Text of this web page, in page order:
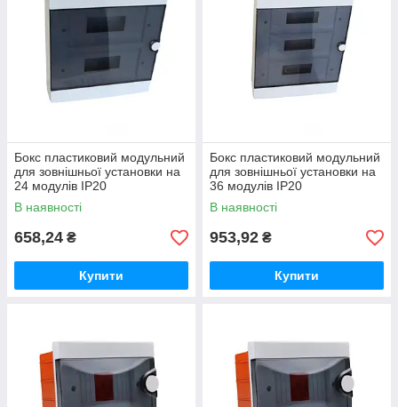
Бокс пластиковий модульний
для зовнішньої установки на
24 модулів IP20
В наявності
658,24 ₴
Купити
Бокс пластиковий модульний
для зовнішньої установки на
36 модулів IP20
В наявності
953,92 ₴
Купити